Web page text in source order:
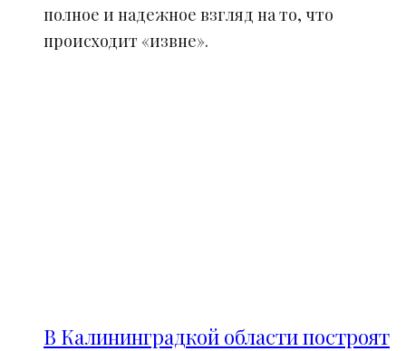
полное и надежное взгляд на то, что
происходит «извне».
В Калининградкой области построят